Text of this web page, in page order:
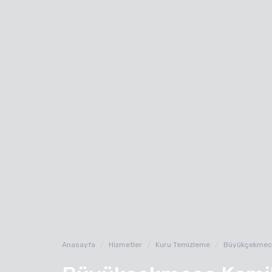
Anasayfa Hizmetler Kuru Temizleme